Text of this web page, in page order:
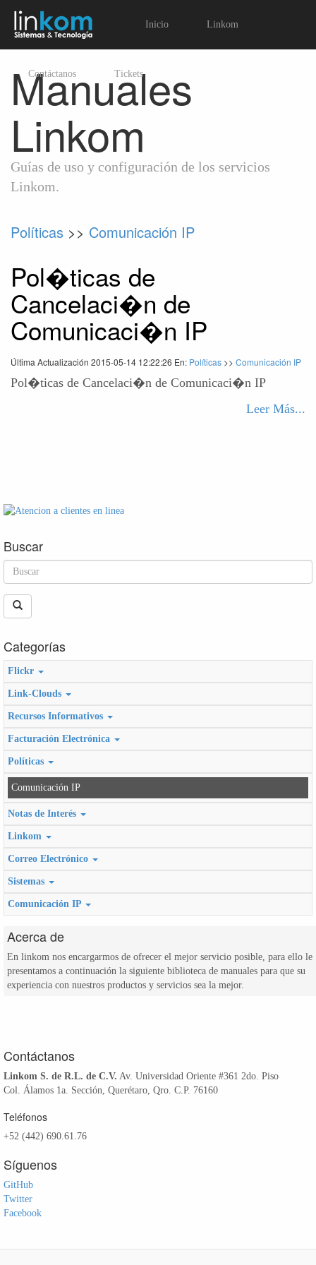
Inicio Linkom
Contáctanos Tickets
Manuales
Linkom
Guías de uso y configuración de los servicios
Linkom.
Políticas >> Comunicación IP
Pol�ticas de
Cancelaci�n de
Comunicaci�n IP
Última Actualización 2015-05-14 12:22:26 En: Políticas >> Comunicación IP
Pol�ticas de Cancelaci�n de Comunicaci�n IP
Leer Más...
Buscar
Categorías
Flickr
Link-Clouds
Recursos Informativos
Facturación Electrónica
Políticas
Comunicación IP
Notas de Interés
Linkom
Correo Electrónico
Sistemas
Comunicación IP
Acerca de
En linkom nos encargarmos de ofrecer el mejor servicio posible, para ello le
presentamos a continuación la siguiente biblioteca de manuales para que su
experiencia con nuestros productos y servicios sea la mejor.
Contáctanos
Linkom S. de R.L. de C.V. Av. Universidad Oriente #361 2do. Piso
Col. Álamos 1a. Sección, Querétaro, Qro. C.P. 76160
Teléfonos
+52 (442) 690.61.76
Síguenos
GitHub
Twitter
Facebook